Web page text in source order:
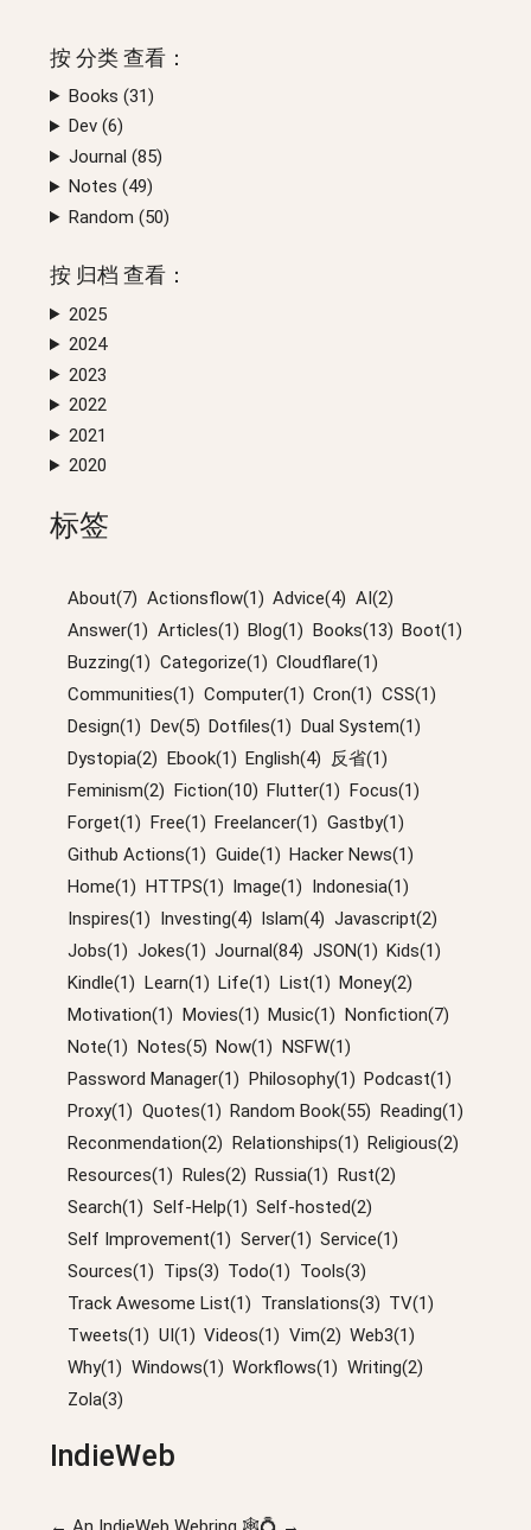
按 分类 查看：
Books (31)
Dev (6)
Journal (85)
Notes (49)
Random (50)
按 归档 查看：
2025
2024
2023
2022
2021
2020
标签
About(7) Actionsflow(1) Advice(4) AI(2)
Answer(1) Articles(1) Blog(1) Books(13) Boot(1)
Buzzing(1) Categorize(1) Cloudflare(1)
Communities(1) Computer(1) Cron(1) CSS(1)
Design(1) Dev(5) Dotfiles(1) Dual System(1)
Dystopia(2) Ebook(1) English(4)
反省(1)
Feminism(2) Fiction(10) Flutter(1) Focus(1)
Forget(1) Free(1) Freelancer(1) Gastby(1)
Github Actions(1) Guide(1) Hacker News(1)
Home(1) HTTPS(1) Image(1) Indonesia(1)
Inspires(1) Investing(4) Islam(4) Javascript(2)
Jobs(1) Jokes(1) Journal(84) JSON(1) Kids(1)
Kindle(1) Learn(1) Life(1) List(1) Money(2)
Motivation(1) Movies(1) Music(1) Nonfiction(7)
Note(1) Notes(5) Now(1) NSFW(1)
Password Manager(1) Philosophy(1) Podcast(1)
Proxy(1) Quotes(1) Random Book(55) Reading(1)
Reconmendation(2) Relationships(1) Religious(2)
Resources(1) Rules(2) Russia(1) Rust(2)
Search(1) Self-Help(1) Self-hosted(2)
Self Improvement(1) Server(1) Service(1)
Sources(1) Tips(3) Todo(1) Tools(3)
Track Awesome List(1) Translations(3) TV(1)
Tweets(1) UI(1) Videos(1) Vim(2) Web3(1)
Why(1) Windows(1) Workflows(1) Writing(2)
Zola(3)
IndieWeb